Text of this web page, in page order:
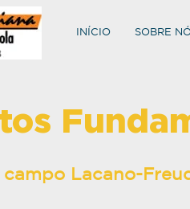
INÍCIO SOBRE
Lacano-